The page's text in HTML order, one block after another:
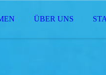
ÜBER UNS